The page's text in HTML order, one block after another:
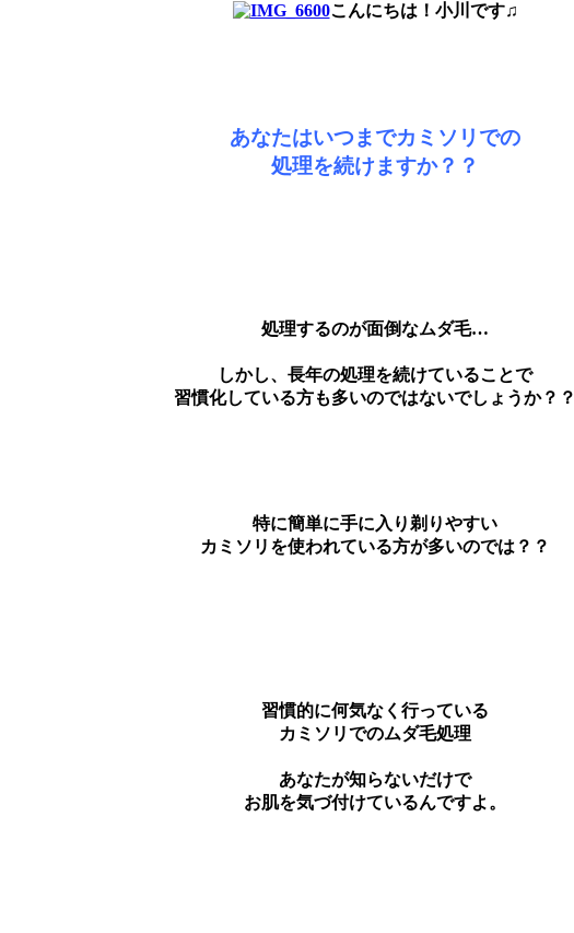
こんにちは！小川です♫
あなたはいつまでカミソリでの
処理を続けますか？？
処理するのが面倒なムダ毛…
しかし、長年の処理を続けていることで
習慣化している方も多いのではないでしょうか？？
特に簡単に手に入り剃りやすい
カミソリを使われている方が多いのでは？？
習慣的に何気なく行っている
カミソリでのムダ毛処理
あなたが知らないだけで
お肌を気づ付けているんですよ。